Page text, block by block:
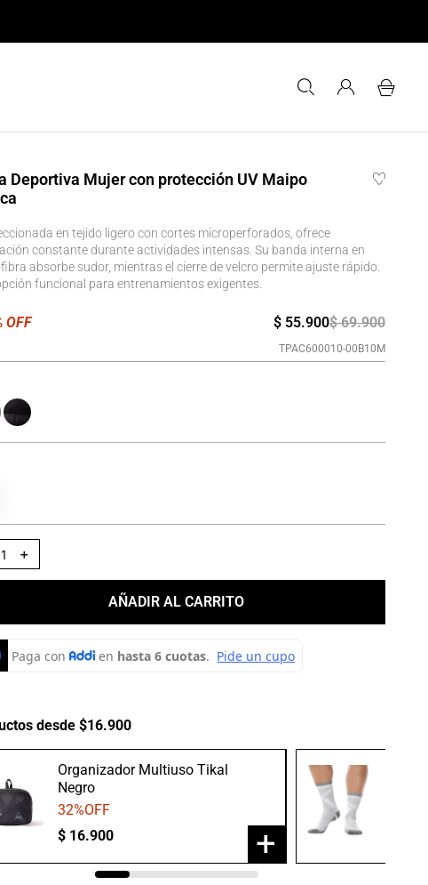
Deportiva Mujer con protección UV Maipo
en tejido ligero con cortes microperforados, ofrece
constante durante actividades intensas. Su banda interna en
absorbe sudor, mientras el cierre de velcro permite ajuste rápido.
funcional para entrenamientos exigentes.
$ 69.900
$ 55.900
TPAC600010-00B10M
＋
AÑADIR AL CARRITO
desde $16.900
Organizador Multiuso Tikal
Negro
32%OFF
$ 16.900 +